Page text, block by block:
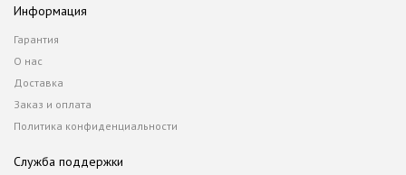
Информация
Гарантия
О нас
Доставка
Заказ и оплата
Политика конфиденциальности
Служба поддержки